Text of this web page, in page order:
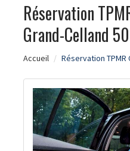
Réservation
Grand-Celland 50
Accueil Réservation TPMR